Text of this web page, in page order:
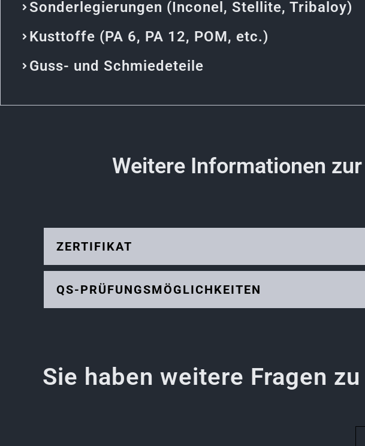
Sonderlegierungen (Inconel, Stellite, Tribaloy)
Kusttoffe (PA 6, PA 12, POM, etc.)
Guss- und Schmiedeteile
Weitere Informationen
ZERTIFIKAT
QS-PRÜFUNGSMÖGLICHKEITEN
Sie haben weitere Fragen